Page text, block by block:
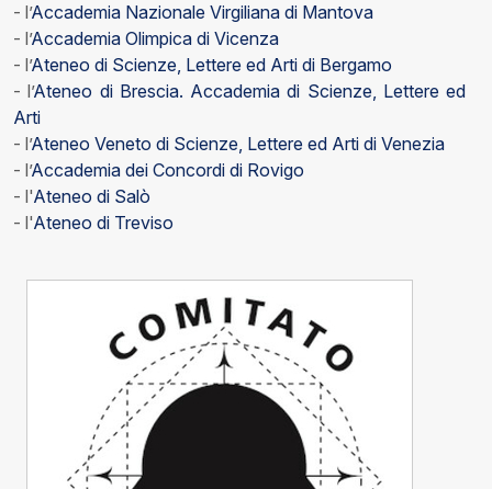
- l’Accademia Nazionale Virgiliana di Mantova
- l’Accademia Olimpica di Vicenza
- l’Ateneo di Scienze, Lettere ed Arti di Bergamo
- l’Ateneo di Brescia. Accademia di Scienze, Lettere ed
Arti
- l’Ateneo Veneto di Scienze, Lettere ed Arti di Venezia
- l’Accademia dei Concordi di Rovigo
- l'Ateneo di Salò
- l'Ateneo di Treviso